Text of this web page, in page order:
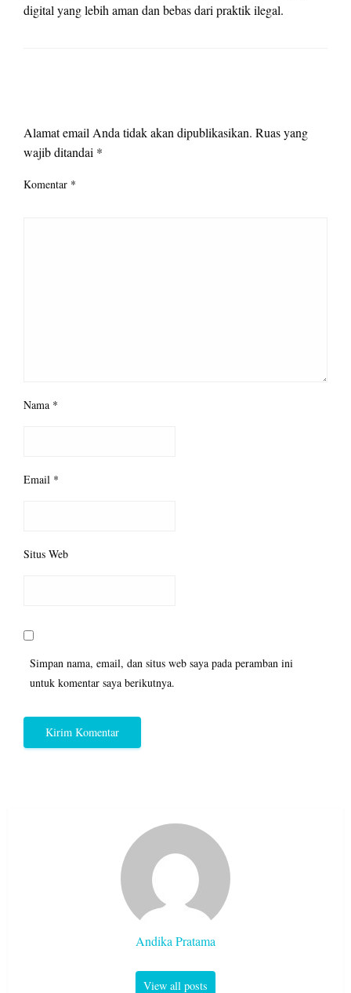
digital yang lebih aman dan bebas dari praktik ilegal.
Alamat email Anda tidak akan dipublikasikan. Ruas yang
wajib ditandai *
Komentar *
Nama *
Email *
Situs Web
Simpan nama, email, dan situs web saya pada peramban ini
untuk komentar saya berikutnya.
Andika Pratama
View all posts